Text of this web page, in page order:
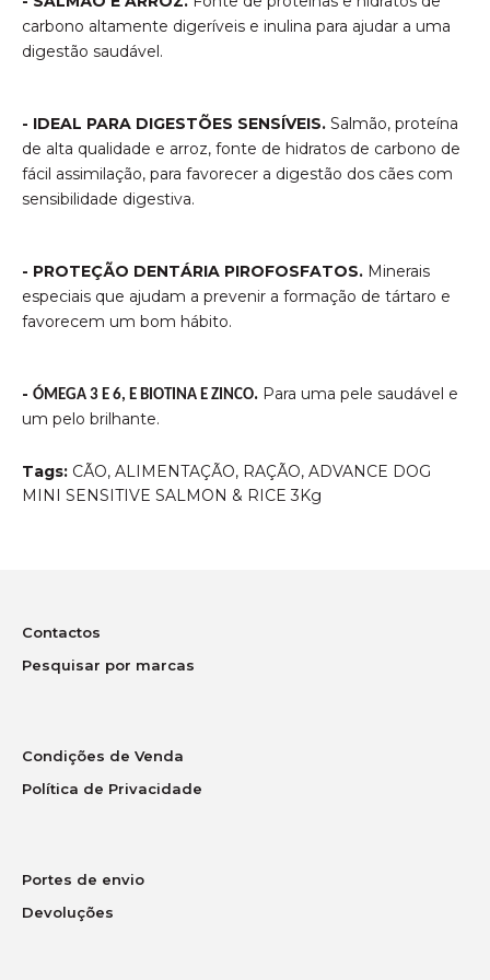
carbono altamente digeríveis e inulina para ajudar a uma
digestão saudável.
- IDEAL PARA DIGESTÕES SENSÍVEIS. Salmão, proteína
de alta qualidade e arroz, fonte de hidratos de carbono de
fácil assimilação, para favorecer a digestão dos cães com
sensibilidade digestiva.
- PROTEÇÃO DENTÁRIA PIROFOSFATOS. Minerais
especiais que ajudam a prevenir a formação de tártaro e
favorecem um bom hábito.
- ÓMEGA 3 E 6, E BIOTINA E ZINCO. Para uma pele saudável e
um pelo brilhante.
Tags: CÃO, ALIMENTAÇÃO, RAÇÃO, ADVANCE DOG
MINI SENSITIVE SALMON & RICE 3Kg
Contactos
Pesquisar por marcas
Condições de Venda
Política de Privacidade
Portes de envio
Devoluções